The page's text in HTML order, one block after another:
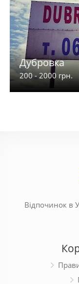
Дубровка
200 - 2000 грн.
Відпочинок в